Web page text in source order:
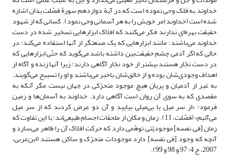
خداوند به فلک وحی نموده است که در آیة دوازدهم سورۀ فصّلت بدان اشاره
شده است (خداوند امر خویش را به هر آسمانی وحی نمود). کسانی که از شهود
حقیقت بهره‌ای ندارند فکر می‌کنند که افلاک ابزارهایی تسخیر شده در دست
خداوند می‌باشند؛ مانند ابزارهایی که یک صنعتگر از آنها استفاده می‌کند؛ در
حالی که اگر آدمی چشم حقیقت‌بین داشته باشد می‌گوید که حتّی ابزارهایی که
در دست نجّار هستند بیشتر از خود نجّار آگاهی دارند؛ زیرا آنها زنده و آگاه از
اهداف وجودی‌شان بوده و از خالق‌شان باخبر می‌باشند و او را تسبیح می‌گویند.
به غیر از آدمیان و پریان هیچ موجود متحرّکی در جهان نیست مگر آنکه به
مقصدی که به سوی آن روان است آگاهی دارد. خداوند به آسمان‌ها و زمین
فرمود: «از سر میل یا بی‌میلی بیایید و آن دو عرض کردند که از سر میل
می‌آئیم» (فصّلت، 11). زمان و مکان از ملحقات اجسام طبیعی‌اند؛ با این تفاوت که
زمان [فی نفسه] موجودیّتی توهّمی دارد که حرکت افلاک آن را ظاهر می‌سازد و
آنچه که وجود [فی نفسه] دارد موجودات متحرّک و ساکن هستند (ابن‌عربی،
2007، ج 4: 97 و 98 و 99).